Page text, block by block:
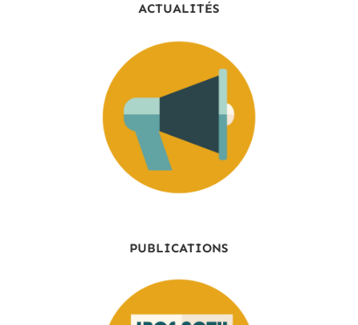
ACTUALITÉS
PUBLICATIONS